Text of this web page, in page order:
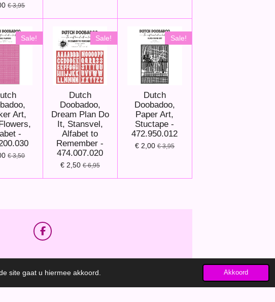
site gaat u hiermee akkoord. Akkoord
€ 3,95
Sale!
Art,
-
€ 3,50
Sale!
Dutch
Doobadoo,
Dream Plan Do
It, Stansvel,
Alfabet to
Remember -
474.007.020
€ 2,50 € 6,95
Sale!
Dutch
Doobadoo,
Paper Art,
Stuctape -
472.950.012
€ 2,00 € 3,95
F
a
e
o